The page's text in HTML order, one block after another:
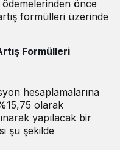
önce
formülleri üzerinde
Formülleri
hesaplamalarına
olarak
yapılacak bir
şu şekilde